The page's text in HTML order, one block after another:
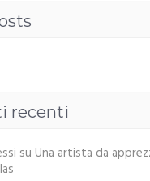
recenti
su Una artista da